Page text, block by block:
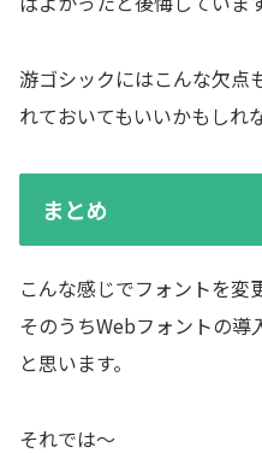
游ゴシックにはこんな欠点
れておいてもいいかもしれ
まとめ
こんな感じでフォントを変
そのうちWebフォントの導
と思います。
それでは～